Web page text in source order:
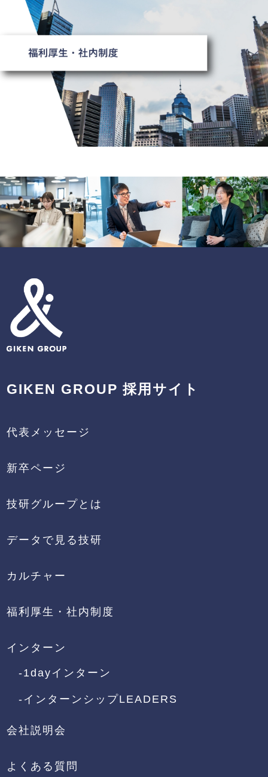
GIKEN GROUP 採用サイト
代表メッセージ
新卒ページ
技研グループとは
データで見る技研
カルチャー
福利厚生・社内制度
インターン
-1dayインターン
-インターンシップLEADERS
会社説明会
よくある質問